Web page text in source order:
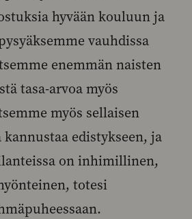
hyvään kouluun ja
vauhdissa
enemmän naisten
tasa-arvoa myös
myös sellaisen
edistykseen, ja
on inhimillinen,
totesi